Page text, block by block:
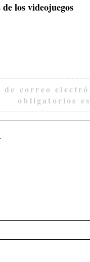
los videojuegos
correo
obligatorios